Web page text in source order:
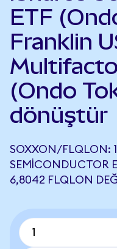
ETF
Franklin
(Ondo
dönüştür
SOXXON/FLQLON: 1
SEMICONDUCTOR
6,8042 FLQLON